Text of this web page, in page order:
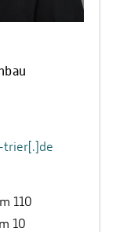
trier[.]de
110
10